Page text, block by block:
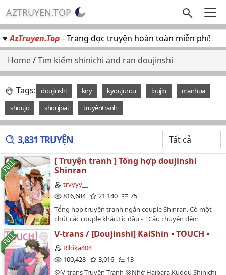
AZTRUYEN.TOP
♥AzTruyen.Top - Trang đọc truyện hoàn toàn miễn phí!
Home/Tìm kiếm shinichi and ran doujinshi
Tags: doujinshi kny kyoujurou loujin
manhua
shoujo
shoujoai truyệntranh
3,831 TRUYỆN
[ Truyện tranh ] Tổng hợp doujinshi
Shinran
trvyyy__
816,684
21,140
75
Tổng hợp truyện tranh ngắn couple Shinran. Có một
chút các couple khác.Fic đầu - " Câu chuyện đêm
=))))P/s: được lấy từ nhiều nguồn trên FB#v2…
V-trans / [Doujinshi] KaiShin • TOUCH •
Rihika404
100,428
3,016
13
💢V-trans Truyện Tranh 💢Nhờ Haibara,Kudou Shinichi